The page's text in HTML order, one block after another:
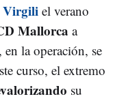
Virgiliel verano
Mallorca a
en la operación, se
curso, el extremo
su